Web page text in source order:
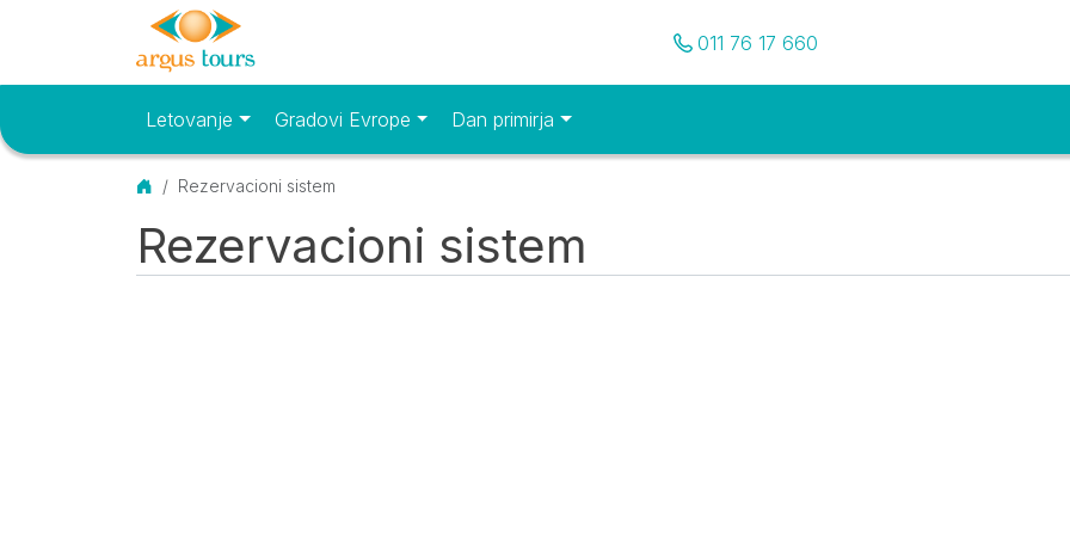
Pozovite nas
011 76 17 660
Osnovni meniLetovanje Gradovi Evrope Dan primirja
Početna
Rezervacioni sistem
Rezervacioni sistem